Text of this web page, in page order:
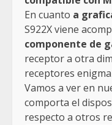
En cuanto a
S922X viene
componente de
receptor a otra
receptores
Vamos a ver en
comporta el
respecto a otros